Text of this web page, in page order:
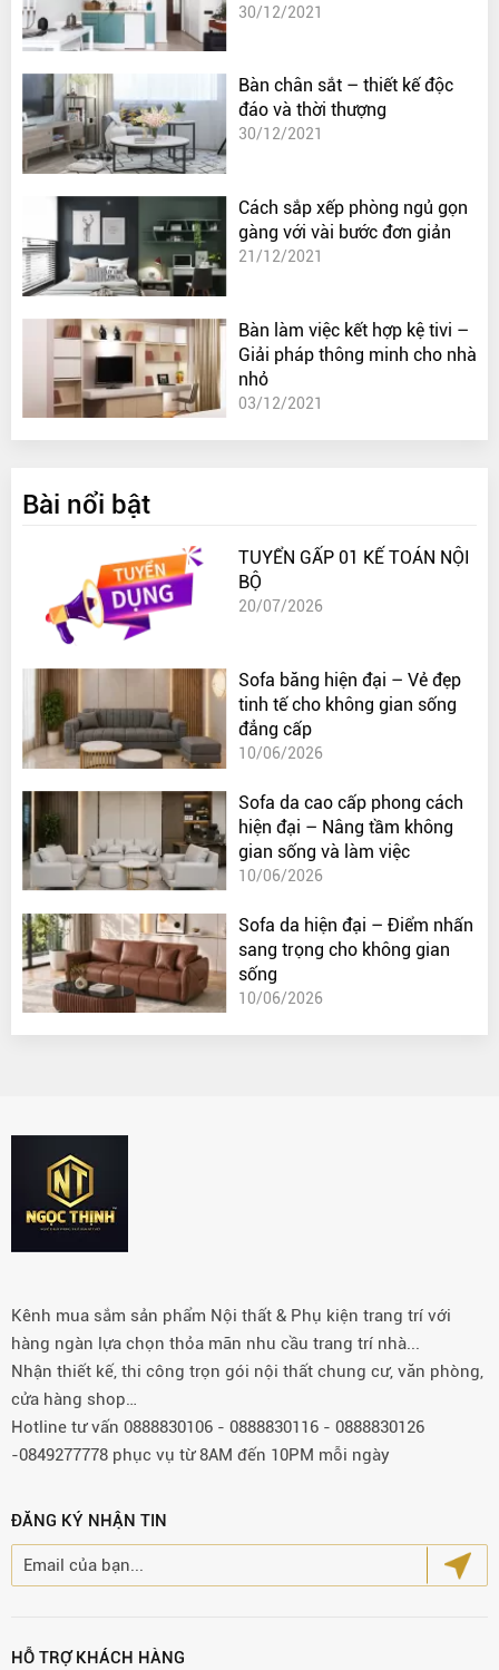
30/12/2021
Bàn chân sắt – thiết kế độc
đáo và thời thượng
30/12/2021
Cách sắp xếp phòng ngủ gọn
gàng với vài bước đơn giản
21/12/2021
Bàn làm việc kết hợp kệ tivi –
Giải pháp thông minh cho nhà
nhỏ
03/12/2021
Bài nổi bật
TUYỂN GẤP 01 KẾ TOÁN NỘI
BỘ
20/07/2026
Sofa băng hiện đại – Vẻ đẹp
tinh tế cho không gian sống
đẳng cấp
10/06/2026
Sofa da cao cấp phong cách
hiện đại – Nâng tầm không
gian sống và làm việc
10/06/2026
Sofa da hiện đại – Điểm nhấn
sang trọng cho không gian
sống
10/06/2026
Kênh mua sắm sản phẩm Nội thất & Phụ kiện trang trí với
hàng ngàn lựa chọn thỏa mãn nhu cầu trang trí nhà...
Nhận thiết kế, thi công trọn gói nội thất chung cư, văn phòng,
cửa hàng shop…
Hotline tư vấn 0888830106 - 0888830116 - 0888830126
-0849277778 phục vụ từ 8AM đến 10PM mỗi ngày
ĐĂNG KÝ NHẬN TIN
HỖ TRỢ KHÁCH HÀNG